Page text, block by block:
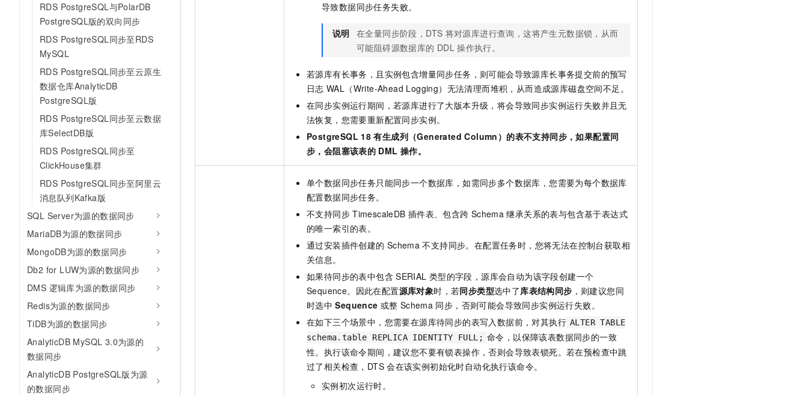
RDS PostgreSQL与PolarDB
PostgreSQL版的双向同步
RDS PostgreSQL同步至RDS
MySQL
RDS PostgreSQL同步至云原生
数据仓库AnalyticDB
PostgreSQL版
RDS PostgreSQL同步至云数据
库SelectDB版
RDS PostgreSQL同步至
ClickHouse集群
RDS PostgreSQL同步至阿里云
消息队列Kafka版
SQL Server为源的数据同步
MariaDB为源的数据同步
MongoDB为源的数据同步
Db2 for LUW为源的数据同步
DMS 逻辑库为源的数据同步
Redis为源的数据同步
TiDB为源的数据同步
AnalyticDB MySQL 3.0为源的
数据同步
AnalyticDB PostgreSQL版为源
的数据同步
导致数据同步任务失败。
说明 在全量同步阶段，DTS 将对源库进行查询，这将产生元数据锁，从而
可能阻碍源数据库的 DDL 操作执行。
若源库有长事务，且实例包含增量同步任务，则可能会导致源库长事务提交前的预写
日志 WAL（Write-Ahead Logging）无法清理而堆积，从而造成源库磁盘空间不足。
在同步实例运行期间，若源库进行了大版本升级，将会导致同步实例运行失败并且无
法恢复，您需要重新配置同步实例。
PostgreSQL 18 有生成列（Generated Column）的表不支持同步，如果配置同
步，会阻塞该表的 DML 操作。
单个数据同步任务只能同步一个数据库，如需同步多个数据库，您需要为每个数据库
配置数据同步任务。
不支持同步 TimescaleDB 插件表、包含跨 Schema 继承关系的表与包含基于表达式
的唯一索引的表。
通过安装插件创建的 Schema 不支持同步。在配置任务时，您将无法在控制台获取相
关信息。
如果待同步的表中包含 SERIAL 类型的字段，源库会自动为该字段创建一个
Sequence。因此在配置源库对象时，若同步类型选中了库表结构同步 ，则建议您同
时选中 Sequence 或整 Schema 同步，否则可能会导致同步实例运行失败。
在如下三个场景中，您需要在源库待同步的表写入数据前，对其执行 ALTER TABLE
schema.table REPLICA IDENTITY FULL; 命令，以保障该表数据同步的一致
性。执行该命令期间，建议您不要有锁表操作，否则会导致表锁死。若在预检查中跳
过了相关检查，DTS 会在该实例初始化时自动化执行该命令。
实例初次运行时。